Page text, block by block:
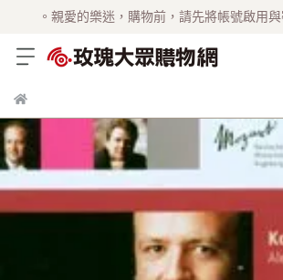
。親愛的樂迷，購物前，請先將帳號啟用